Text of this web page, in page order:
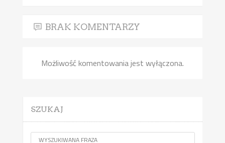
BRAK KOMENTARZY
Możliwość komentowania jest wyłączona.
SZUKAJ